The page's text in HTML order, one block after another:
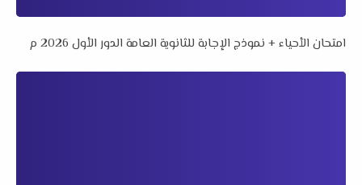
امتحان الأحياء + نموذج الإجابة للثانوية العامة الدور الأول 2026 م